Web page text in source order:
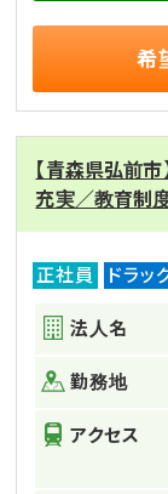
希
【青森県弘前
充実／教育制
正社員 ドラッ
法人名
勤務地
アクセス